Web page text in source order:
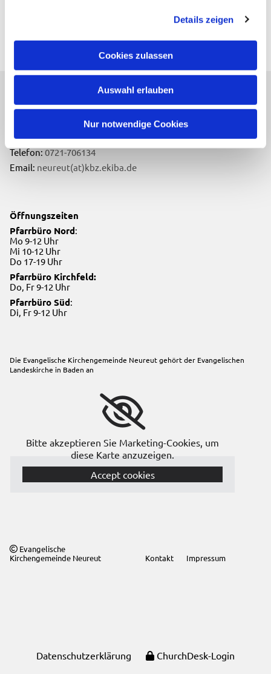
Details zeigen
Cookies zulassen
Auswahl erlauben
Nur notwendige Cookies
Evangelische Kirchengemeinde Neureut
Neureuter Hauptstraße 260
76149 Karlsruhe
Telefon:0721-706134
Email: neureut(at)kbz.ekiba.de
Öffnungszeiten
Pfarrbüro Nord:
Mo 9-12 Uhr
Mi 10-12 Uhr
Do 17-19 Uhr
Pfarrbüro Kirchfeld:
Do, Fr 9-12 Uhr
Pfarrbüro Süd:
Di, Fr 9-12 Uhr
Die Evangelische Kirchengemeinde Neureut gehört der Evangelischen
Landeskirche in Baden an
Bitte akzeptieren Sie Marketing-Cookies, um
diese Karte anzuzeigen.
Accept cookies
 Evangelische
Kirchengemeinde Neureut
Kontakt Impressum
Datenschutzerklärung ChurchDesk-Login